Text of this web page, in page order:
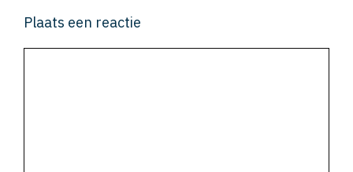
Plaats een reactie